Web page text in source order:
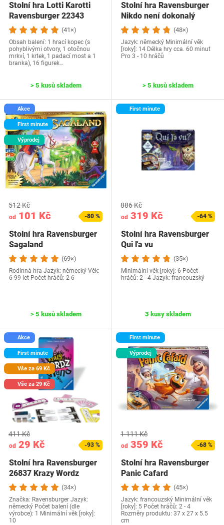
Stolní hra Lotti Karotti
Ravensburger 22343
(41×)
Obsah balení: 1 hrací kopec (s
pohyblivými otvory, 1 otočnou
mrkví, 1 krtek, 1 padací most a 1
branka), 16 figurek…
> 5 kusů skladem
Stolní hra Ravensburger
Nikdo není dokonalý
(48×)
Jazyk: německý Minimální věk
[roky]: 14 Délka hry cca. 60 minut
Pro 3 - 10 hráčů
> 5 kusů skladem
Akce
First minute
Výprodej
od 101 Kč
512 Kč
-80 %
Stolní hra Ravensburger
Sagaland
(69×)
Rodinná hra Jazyk: německý Věk:
6-99 let Počet hráčů: 2-6
> 5 kusů skladem
First minute
od 319 Kč
886 Kč
-64 %
Stolní hra Ravensburger
Qui l'a vu
(35×)
Minimální věk [roky]: 6 Počet
hráčů: 2 - 4 Jazyk: francouzský
3 kusy skladem
Akce
First minute
Vše za 69 Kč
Vše za 29 Kč
od 29 Kč
411 Kč
-93 %
Stolní hra Ravensburger
26837 Krazy Wordz
(34×)
Značka: Ravensburger Jazyk:
německý Počet balení (dle
výrobce): 1 Minimální věk [roky]:
10
First minute
Výprodej
od 359 Kč
1 111 Kč
-68 %
Stolní hra Ravensburger
Panic Cafard
(45×)
Jazyk: francouzský Minimální věk
[roky]: 5 Počet hráčů: 2 - 4
Rozměry produktu: ‎37 x 27 x 5.5
cm